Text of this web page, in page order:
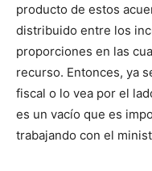
producto de estos
distribuido entre los
proporciones en las
recurso. Entonces, ya
fiscal o lo vea por el
es un vacío que es
trabajando con el